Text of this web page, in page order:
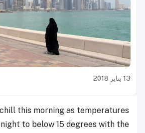
13 يناير 2018
this morning as temperatures
to below 15 degrees with the